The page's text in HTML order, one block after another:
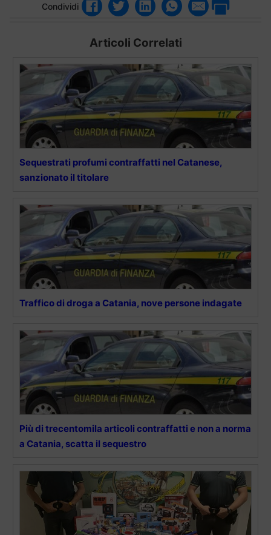
Condividi
Articoli Correlati
Sequestrati profumi contraffatti nel Catanese,
sanzionato il titolare
Traffico di droga a Catania, nove persone indagate
Più di trecentomila articoli contraffatti e non a norma
a Catania, scatta il sequestro